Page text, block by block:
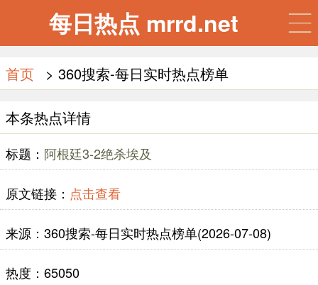
每日热点 mrrd.net
首页 > 360搜索-每日实时热点榜单
本条热点详情
标题： 阿根廷3-2绝杀埃及
原文链接： 点击查看
来源：360搜索-每日实时热点榜单(2026-07-08)
热度：65050